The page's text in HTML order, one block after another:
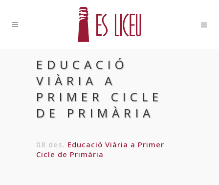
EDUCACIÓ
VIÀRIA A
PRIMER CICLE
DE PRIMÀRIA
08 des. Educació Viària a Primer
Cicle de Primària